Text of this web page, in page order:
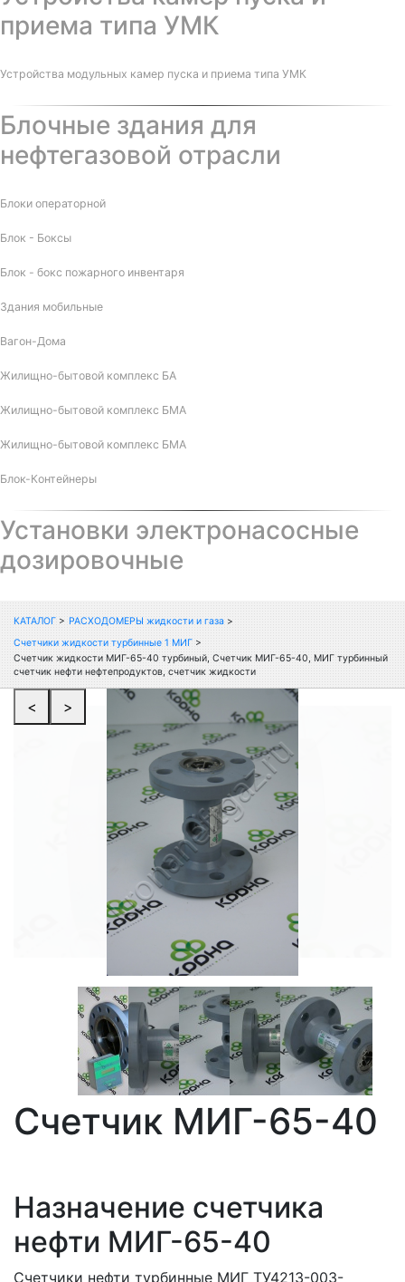
приема типа УМК
Устройства модульных камер пуска и приема типа УМК
Блочные здания для
нефтегазовой отрасли
Блоки операторной
Блок - Боксы
Блок - бокс пожарного инвентаря
Здания мобильные
Вагон-Дома
Жилищно-бытовой комплекс БА
Жилищно-бытовой комплекс БМА
Жилищно-бытовой комплекс БМА
Блок-Контейнеры
Установки электронасосные
дозировочные
КАТАЛОГ > РАСХОДОМЕРЫ жидкости и газа >
Счетчики жидкости турбинные 1 МИГ >
Счетчик жидкости МИГ-65-40 турбиный, Счетчик МИГ-65-40, МИГ турбинный
счетчик нефти нефтепродуктов, счетчик жидкости
< >
Счетчик МИГ-65-40
Назначение счетчика
нефти МИГ-65-40
Счетчики нефти турбинные МИГ ТУ4213-003-